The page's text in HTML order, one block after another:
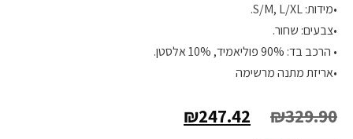
•מידות: S/M, L/XL.
•צבעים: שחור.
• הרכב בד: 90% פוליאמיד, 10% אלסטן.
•אריזת מתנה מרשימה
₪329.90
₪247.42